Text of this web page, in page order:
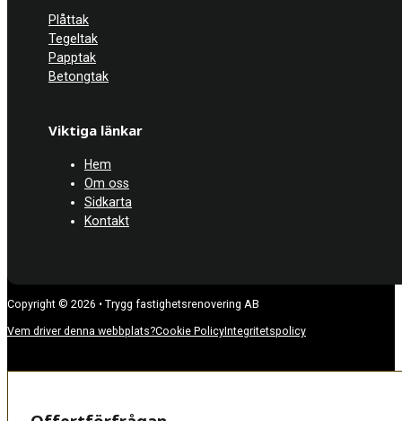
Plåttak
Tegeltak
Papptak
Betongtak
Viktiga länkar
Hem
Om oss
Sidkarta
Kontakt
Copyright © 2026 • Trygg fastighetsrenovering AB
Vem driver denna webbplats?Cookie PolicyIntegritetspolicy